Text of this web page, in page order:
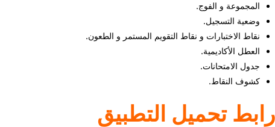
المجموعة و الفوج.
وضعية التسجيل.
نقاط الاختبارات و نقاط التقويم المستمر و الطعون.
العطل الأكاديمية.
جدول الامتحانات.
كشوف النقاط.
رابط تحميل التطبيق